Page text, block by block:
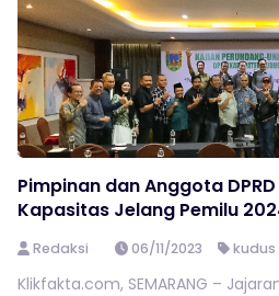
Pimpinan dan Anggota
Kapasitas Jelang Pemilu
Redaksi 06/11/2023 kudus
Klikfakta.com, SEMARANG –